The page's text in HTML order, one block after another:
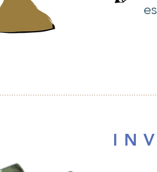
I N